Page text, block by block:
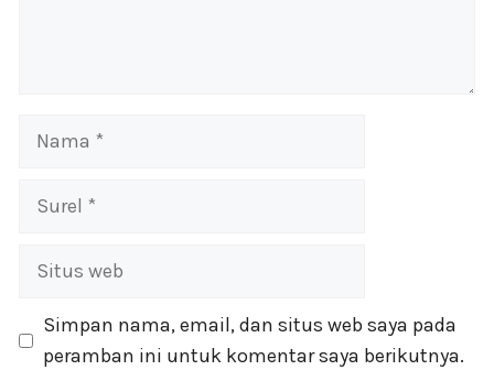
Nama
Surel
Situs
Simpan nama, email, dan situs web saya pada
peramban ini untuk komentar saya berikutnya.